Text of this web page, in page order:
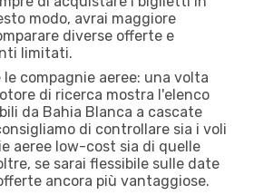
modo, avrai maggiore
diverse offerte e
limitati.
compagnie aeree: una volta
di ricerca mostra l'elenco
da Bahia Blanca a cascate
di controllare sia i voli
aeree low-cost sia di quelle
se sarai flessibile sulle date
ancora più vantaggiose.